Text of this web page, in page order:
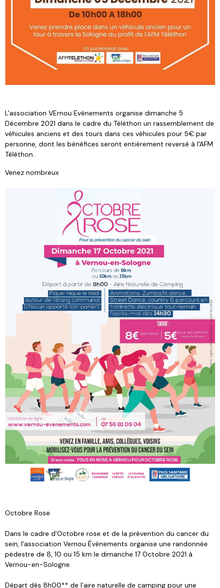
L'association VErnou Evènements organise dimanche 5
Décembre 2021 dans le cadre du Téléthon un rassemblement de
véhicules anciens et des tours dans ces véhicules pour 5€ par
personne, dont les bénéfices seront entièrement reversé à l'AFM
Téléthon.
Venez nombreux
Octobre Rose
Dans le cadre d'Octobre rose et de la prévention du cancer du
sein, l’association Vernou Évènements organise une randonnée
pédestre de 8, 10 ou 15 km le dimanche 17 Octobre 2021 à
Vernou-en-Sologne.
Départ dès 8h00** de l’aire naturelle de camping pour une